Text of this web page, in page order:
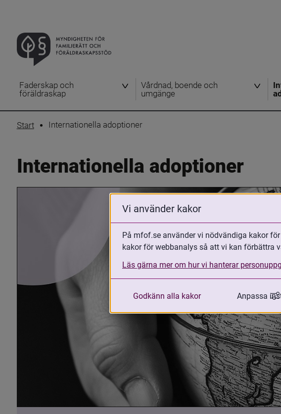
Faderskap och
föräldraskap
Vårdnad, boende och
umgänge
Start Internationella adoptioner
Internationella adoptioner
Vi använder kakor
På mfof.se använder vi nödvändiga kakor
kakor för webbanalys så att vi kan förbättra
Läs gärna mer om hur vi hanterar
Godkänn alla kakor Anpassa